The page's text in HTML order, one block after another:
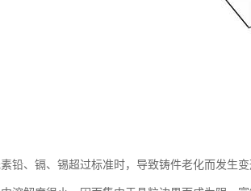
铅、镉、锡超过标准时，导致铸件老化而发生